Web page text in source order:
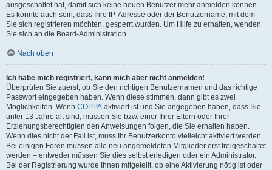
ausgeschaltet hat, damit sich keine neuen Benutzer mehr anmelden können.
Es könnte auch sein, dass Ihre IP-Adresse oder der Benutzername, mit dem
Sie sich registrieren möchten, gesperrt wurden. Um Hilfe zu erhalten, wenden
Sie sich an die Board-Administration.
Nach oben
Ich habe mich registriert, kann mich aber nicht anmelden!
Überprüfen Sie zuerst, ob Sie den richtigen Benutzernamen und das richtige
Passwort eingegeben haben. Wenn diese stimmen, dann gibt es zwei
Möglichkeiten. Wenn COPPA aktiviert ist und Sie angegeben haben, dass Sie
unter 13 Jahre alt sind, müssen Sie bzw. einer Ihrer Eltern oder Ihrer
Erziehungsberechtigten den Anweisungen folgen, die Sie erhalten haben.
Wenn dies nicht der Fall ist, muss Ihr Benutzerkonto vielleicht aktiviert werden.
Bei einigen Foren müssen alle neu angemeldeten Mitglieder erst freigeschaltet
werden – entweder müssen Sie dies selbst erledigen oder ein Administrator.
Bei der Registrierung wurde Ihnen mitgeteilt, ob eine Aktivierung nötig ist oder